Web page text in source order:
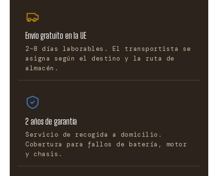
Envío gratuito en la UE
2–8 días laborables. El transportista se
asigna según el destino y la ruta de
almacén.
2 años de garantía
Servicio de recogida a domicilio.
Cobertura para fallos de batería, motor
y chasis.